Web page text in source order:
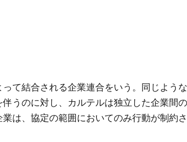
て結合される企業連合をいう。同じよう
うのに対し、カルテルは独立した企業間
は、協定の範囲においてのみ行動が制約